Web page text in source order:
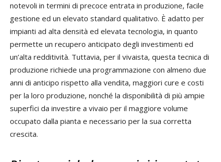
notevoli in termini di precoce entrata in produzione, facile
gestione ed un elevato standard qualitativo. È adatto per
impianti ad alta densità ed elevata tecnologia, in quanto
permette un recupero anticipato degli investimenti ed
un’alta redditività. Tuttavia, per il vivaista, questa tecnica di
produzione richiede una programmazione con almeno due
anni di anticipo rispetto alla vendita, maggiori cure e costi
per la loro produzione, nonché la disponibilità di più ampie
superfici da investire a vivaio per il maggiore volume
occupato dalla pianta e necessario per la sua corretta
crescita.